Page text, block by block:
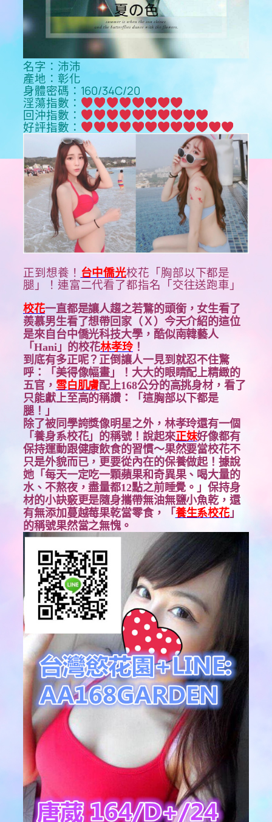
名字：沛沛
產地：彰化
身體密碼：160/34C/20
淫蕩指數：
回沖指數：
好評指數：
正到想養！ 台中僑光校花「胸部以下都是
腿」！連富二代看了都指名「交往送跑車」
校花一直都是讓人趨之若鶩的頭銜，女生看了
羨慕男生看了想帶回家（Ｘ）今天介紹的這位
是來自台中僑光科技大學，酷似南韓藝人
「Hani」的校花林孝玲！
到底有多正呢？正倒讓人一見到就忍不住驚
呼：「美得像幅畫」！大大的眼睛配上精緻的
五官， 雪白肌膚配上168公分的高挑身材，看了
只能獻上至高的稱讚：「這胸部以下都是
腿！」
除了被同學誇獎像明星之外，林孝玲還有一個
「養身系校花」的稱號！說起來正妹好像都有
保持運動跟健康飲食的習慣～果然要當校花不
只是外貌而已，更要從內在的保養做起！據說
她「每天一定吃一顆蘋果和奇異果、喝大量的
水、不熬夜，盡量都12點之前睡覺。」保持身
材的小訣竅更是隨身攜帶無油無鹽小魚乾，還
有無添加蔓越莓果乾當零食，「 養生系校花 」
的稱號果然當之無愧。